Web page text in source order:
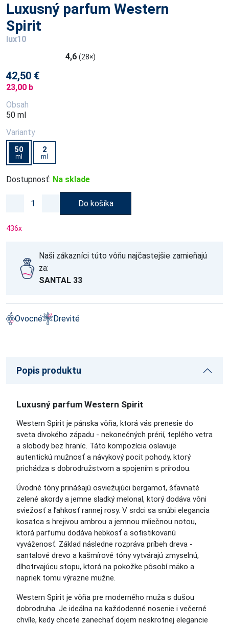
Luxusný parfum Western
Spirit
lux10
4,6 (28×)
42,50 €
23,00 b
Obsah
50 ml
Varianty
50
ml
2
ml
Dostupnosť: Na sklade
Do košíka
436x
Naši zákazníci túto vôňu najčastejšie zamieňajú
za:
SANTAL 33
Ovocné Drevité
Popis produktu
Luxusný parfum Western Spirit
Western Spirit je pánska vôňa, ktorá vás prenesie do
sveta divokého západu - nekonečných prérií, teplého vetra
a slobody bez hraníc. Táto kompozícia oslavuje
autentickú mužnosť a návykový pocit pohody, ktorý
prichádza s dobrodružstvom a spojením s prírodou.
Úvodné tóny prinášajú osviežujúci bergamot, šťavnaté
zelené akordy a jemne sladký melonal, ktorý dodáva vôni
sviežosť a ľahkosť rannej rosy. V srdci sa snúbi elegancia
kosatca s hrejivou ambrou a jemnou mliečnou notou,
ktorá parfumu dodáva hebkosť a sofistikovanú
vyváženosť. Základ následne rozpráva príbeh dreva -
santalové drevo a kašmírové tóny vytvárajú zmyselnú,
dlhotrvajúcu stopu, ktorá na pokožke pôsobí mäko a
napriek tomu výrazne mužne.
Western Spirit je vôňa pre moderného muža s dušou
dobrodruha. Je ideálna na každodenné nosenie i večerné
chvíle, kedy chcete zanechať dojem neskrotnej elegancie